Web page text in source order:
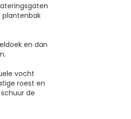
plantenbak
en dan
vocht
roest en
de